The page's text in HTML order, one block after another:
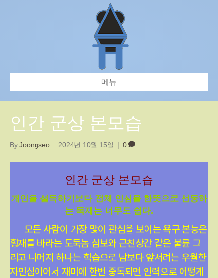
메뉴
인간 군상 본모습
By Joongseo | 2024년 10월 15일 | 0
인간 군상 본모습
개인을 설득하기보다 전체 인심을 한뜻으로 선동하
는 독재는 너무도 쉽다.
모든 사람이 가장 많이 관심을 보이는 욕구 본능은
횡재를 바라는 도둑놈 심보와 근친상간 같은 불륜 그
리고 나머지 하나는 학습으로 남보다 앞서려는 우월한
자민심이어서 재미에 한번 중독되면 인력으로 어떻게